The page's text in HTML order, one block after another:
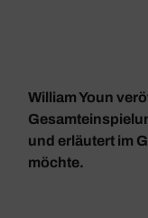
William Youn
und erläutert im
möchte.